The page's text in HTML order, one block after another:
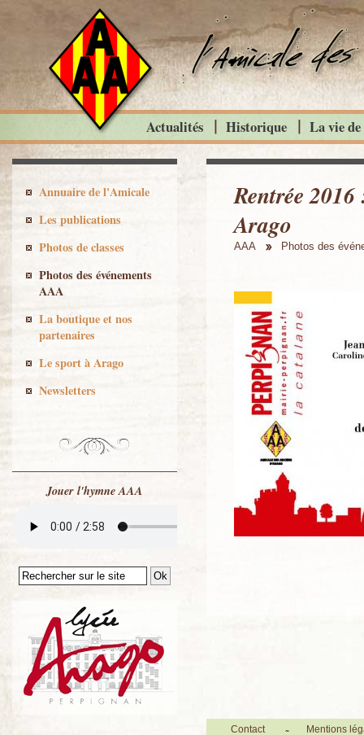
Rentrée
Arago
AAA Photos des
Actualités Historique La vie
Annuaire de l'Amicale
Les publications
Photos de classes
Photos des événements
AAA
La boutique et nos
partenaires
Le sport à Arago
Newsletters
Jouer l'hymne AAA
Contact Mentions